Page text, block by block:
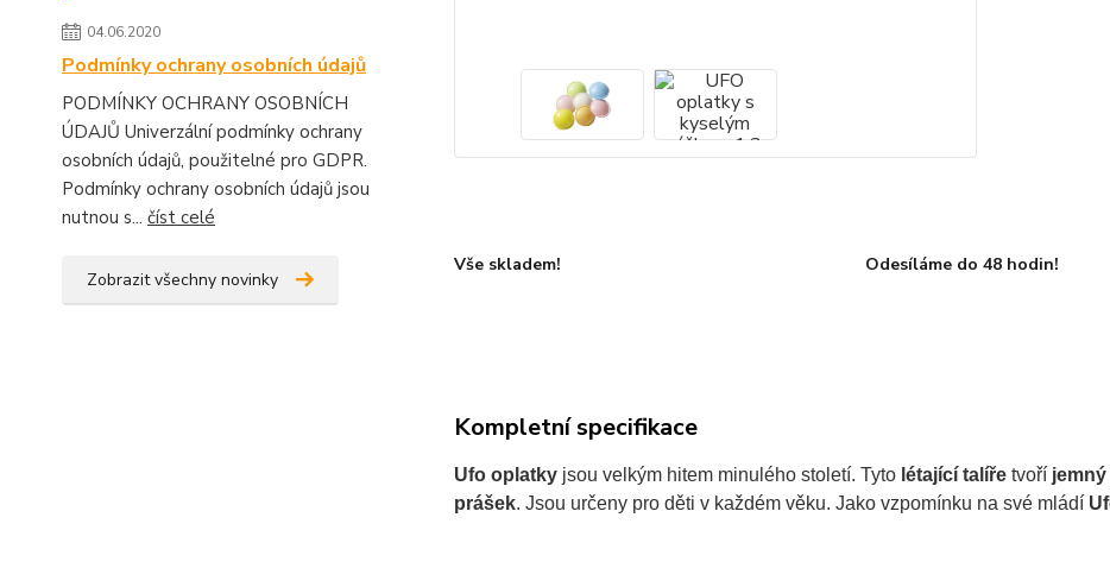
04.06.2020
Podmínky ochrany osobních údajů
PODMÍNKY OCHRANY OSOBNÍCH
ÚDAJŮ Univerzální podmínky ochrany
osobních údajů, použitelné pro GDPR.
Podmínky ochrany osobních údajů jsou
nutnou s... číst celé
Zobrazit všechny novinky
Vše skladem! Odesíláme do 48 hodin!
Kompletní specifikace
Ufo oplatkyjsou velkým hitem minulého století. Tytolétající talířetvoří
prášek. Jsou určeny pro děti v každém věku. Jako vzpomínku na své mládí